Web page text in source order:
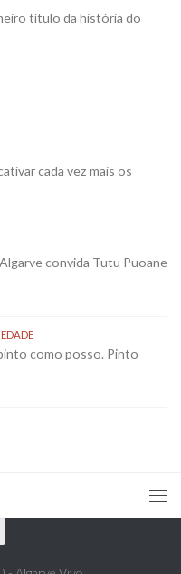
título da história do
cada vez mais os
convida Tutu Puoane
como posso. Pinto